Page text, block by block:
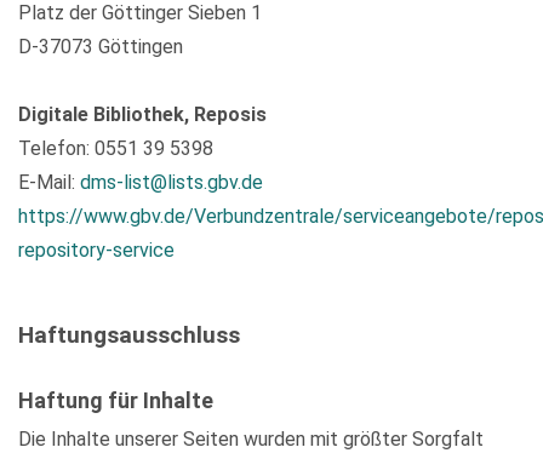
Platz der Göttinger Sieben 1
D-37073 Göttingen
Digitale Bibliothek, Reposis
Telefon: 0551 39 5398
E-Mail: dms-list@lists.gbv.de
https://www.gbv.de/Verbundzentrale/serviceangebote/
repository-service
Haftungsausschluss
Haftung für Inhalte
Die Inhalte unserer Seiten wurden mit größter Sorgfalt